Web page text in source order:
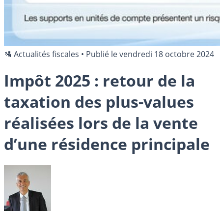
🛂 Actualités fiscales • Publié levendredi 18 octobre 2024
Impôt 2025 : retour de la
taxation des plus-values
réalisées lors de la vente
d’une résidence principale